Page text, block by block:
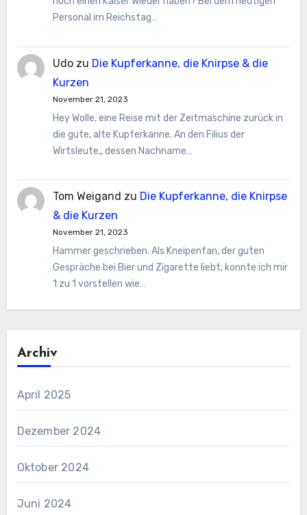
Personal im Reichstag…
Udozu Die Kupferkanne, die Knirpse & die
Kurzen
November 21, 2023
Hey Wolle, eine Reise mit der Zeitmaschine zurück in
die gute, alte Kupferkanne. An den Filius der
Wirtsleute,, dessen Nachname…
Tom Weigand zu Die Kupferkanne, die Knirpse
& die Kurzen
November 21, 2023
Hammer geschrieben. Als Kneipenfan, der guten
Gespräche bei Bier und Zigarette liebt, konnte ich mir
1 zu 1 vorstellen wie…
Archiv
April 2025
Dezember 2024
Oktober 2024
Juni 2024